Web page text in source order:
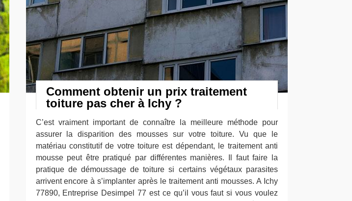
Comment obtenir un prix traitement
toiture pas cher à Ichy ?
C’est vraiment important de connaître la meilleure méthode pour
assurer la disparition des mousses sur votre toiture. Vu que le
matériau constitutif de votre toiture est dépendant, le traitement anti
mousse peut être pratiqué par différentes manières. Il faut faire la
pratique de démoussage de toiture si certains végétaux parasites
arrivent encore à s’implanter après le traitement anti mousses. A Ichy
77890, Entreprise Desimpel 77 est ce qu’il vous faut si vous voulez